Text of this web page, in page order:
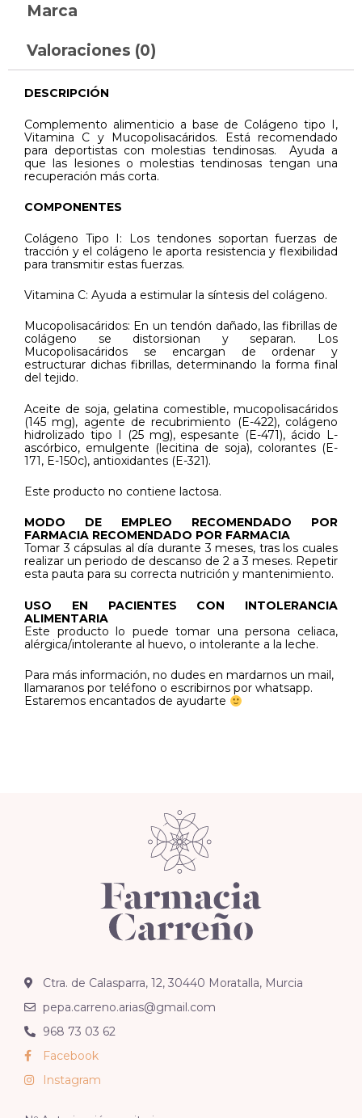
Marca
Valoraciones (0)
DESCRIPCIÓN
Complemento alimenticio a base de Colágeno tipo I,
Vitamina C y Mucopolisacáridos. Está recomendado
para deportistas con molestias tendinosas. Ayuda a
que las lesiones o molestias tendinosas tengan una
recuperación más corta.
COMPONENTES
Colágeno Tipo I: Los tendones soportan fuerzas de
tracción y el colágeno le aporta resistencia y flexibilidad
para transmitir estas fuerzas.
Vitamina C: Ayuda a estimular la síntesis del colágeno.
Mucopolisacáridos: En un tendón dañado, las fibrillas de
colágeno se distorsionan y separan. Los
Mucopolisacáridos se encargan de ordenar y
estructurar dichas fibrillas, determinando la forma final
del tejido.
Aceite de soja, gelatina comestible, mucopolisacáridos
(145 mg), agente de recubrimiento (E-422), colágeno
hidrolizado tipo I (25 mg), espesante (E-471), ácido L-
ascórbico, emulgente (lecitina de soja), colorantes (E-
171, E-150c), antioxidantes (E-321).
Este producto no contiene lactosa.
MODO DE EMPLEO RECOMENDADO POR
FARMACIA RECOMENDADO POR FARMACIA
Tomar 3 cápsulas al día durante 3 meses, tras los cuales
realizar un periodo de descanso de 2 a 3 meses. Repetir
esta pauta para su correcta nutrición y mantenimiento.
USO EN PACIENTES CON INTOLERANCIA
ALIMENTARIA
Este producto lo puede tomar una persona celiaca,
alérgica/intolerante al huevo, o intolerante a la leche.
Para más información, no dudes en mardarnos un mail,
llamaranos por teléfono o escribirnos por whatsapp.
Estaremos encantados de ayudarte
Ctra. de Calasparra, 12, 30440 Moratalla, Murcia
pepa.carreno.arias@gmail.com
968 73 03 62
Facebook
Instagram